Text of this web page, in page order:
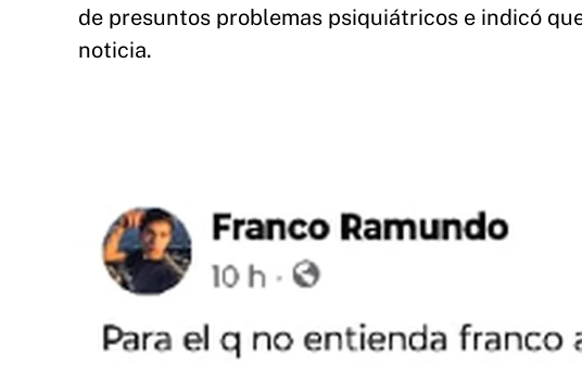
de presuntos problemas psiquiátricos e indicó
noticia.